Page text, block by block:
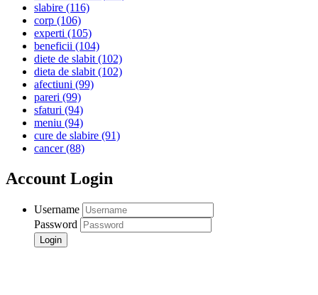
slabire (116)
corp (106)
experti (105)
beneficii (104)
diete de slabit(102)
dieta de slabit(102)
afectiuni (99)
pareri (99)
sfaturi (94)
meniu (94)
cure de slabire (91)
cancer(88)
Account Login
Username
Password